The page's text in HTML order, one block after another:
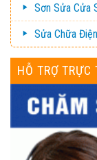
Sơn Sửa Cửa
Sửa Chữa
HỖ TRỢ TRỰC